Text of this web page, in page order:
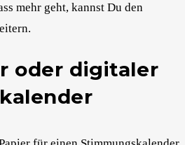
mehr geht, kannst Du den
oder digitaler